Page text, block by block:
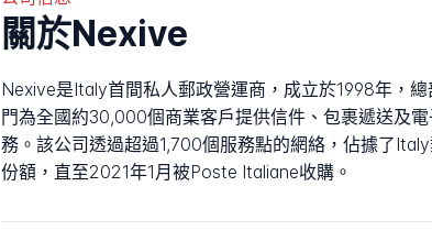
關於Nexive
Nexive是Italy首間私人郵政營運商，成立於1998年，
門為全國約30,000個商業客戶提供信件、包裹遞送及
務。該公司透過超過1,700個服務點的網絡，佔據了
份額，直至2021年1月被Poste Italiane收購。